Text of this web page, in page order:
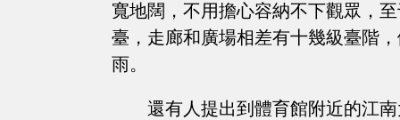
寬地闊，不用擔心容納不下觀眾，
臺，走廊和廣場相差有十幾級臺階
雨。
還有人提出到體育館附近的江